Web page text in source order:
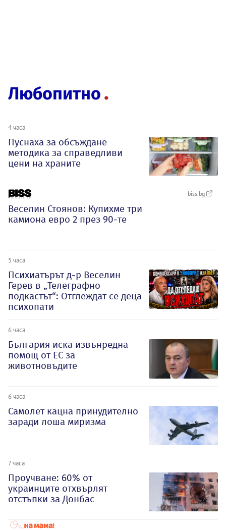
Любопитно
4 часа
Пуснаха за обсъждане
методика за справедливи
цени на храните
biss.bg
Веселин Стоянов: Купихме три
камиона евро 2 през 90-те
5 часа
Психиатърът д-р Веселин
Герев в „Телеграфно
подкастът“: Отглеждат се деца
психопати
6 часа
България иска извънредна
помощ от ЕС за
животновъдите
6 часа
Самолет кацна принудително
заради лоша миризма
7 часа
Проучване: 60% от
украинците отхвърлят
отстъпки за Донбас